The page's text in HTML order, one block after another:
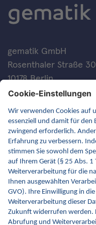
gematik GmbH
Rosenthaler Straße 30
10178 Berlin
Kontakt
FAQ
Newsletter
Fachveranstaltungen